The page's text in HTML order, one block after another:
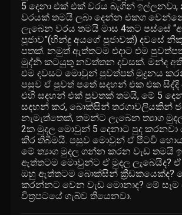
5 ‍දෙ‍නා ‍එක්‍ ‍එක්‍ ‍ව‍ර‍ය ‍බැ‍ගින්‍
‍ව‍ර‍යක්‍ ‍ත‍ම‍යි ‍ල‍බා ‍දෙන්‍‍න ‍එ‍ක‍ග
‍ලැ‍බෙ‍න ‍ව‍ර‍ය ‍ත‍ම‍යි ‍මා‍ස 4‍ක‍ට ‍පස්‍‍සේ
‍පූ‍ජා‍ව”(‍හින්‍‍දු ‍අ‍ය‍ගේ ‍පූ‍ජා‍වක්‍) ‍ද‍ව‍සේ
‍ප‍තක්‍. ‍න‍මුත්‍ ‍ඇත්‍‍ත‍ට‍ම ‍එ‍දා‍ට ‍එ‍ම
‍මුද්‍ර්‍න ‍ක‍ට‍යු‍තු ‍න‍වත්‍‍ත‍න ‍ද‍ව‍සක්‍. ‍මන්‍‍ද
‍එ‍ම ‍ද‍ව‍ස‍ට ‍මො‍වුන්‍ ‍පු‍වත්‍‍පත්‍ ‍මුද්‍රන‍ය
‍ප‍සු‍ව ‍ඒ ‍පු‍වත්‍ ‍ප‍තේ ‍ස‍ද‍හන්‍ ‍එ‍ක ‍එ‍ක ‍සිද්‍‍දි
‍එ‍හි ‍ස‍ද‍හන්‍ ‍එක්‍ ‍පු‍ව‍තක්‍ ‍ත‍ම‍යි, ‍මේ 5
‍ස‍ද‍හන්‍ ‍ක‍ර, ‍බොක්‍‍සින්‍ ‍ත‍ර‍ගා‍ව‍ලි‍ය‍කින්‍
‍නැ‍මැත්‍‍තෙක්‍, ‍ත‍මන්‍‍ට ‍ලැ‍බෙ‍න ත්‍යා‍ග
2‍ක ‍මු‍ද‍ල ‍මො‍වුන්‍ 5 ‍දෙ‍නා‍ට ‍පු‍ද
‍කි‍ර ‍ති‍බී‍ම‍යි. ‍ප‍සු‍ව ‍මො‍වුන්‍ ‍ඒ ‍පී‍ටර්‍ව
‍මේ ත්‍යා‍ග ‍මු‍ද‍ල ‍ගන්‍‍න ‍ක‍ර‍න ‍වැ‍ඩ ‍ත‍ම‍යි
‍ඇත්‍‍ත‍ට‍ම ‍මො‍වුන්‍‍ට ‍ඒ ‍මු‍ද‍ල ‍ලැ‍බෙ‍යි‍ද? ‍ඒ
‍ඔ‍හු ‍ඇත්‍‍ත‍ට‍ම ‍බොක්‍‍සින්‍‍ ක්‍රී‍ඩ‍ක‍යෙක්‍‍ද?
‍ක‍රන්‍‍න‍ට ‍වෙ‍න ‍වැ‍ඩ ‍මො‍නා‍ද? ‍මේ
‍චිත්‍ර‍ප‍ට‍යේ ‍ගැබ්‍‍ව ‍ති‍යෙ‍න‍වා.